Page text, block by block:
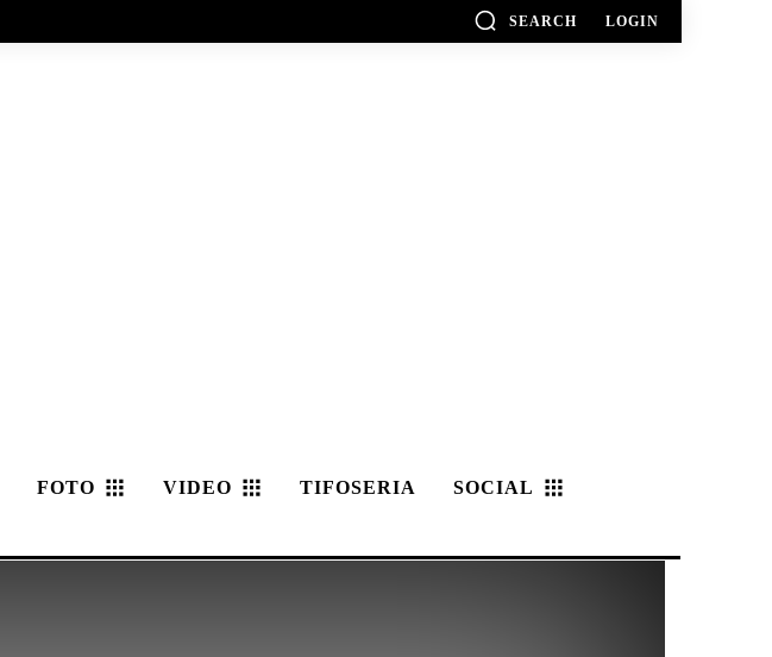
SEARCH LOGIN
FOTO VIDEO TIFOSERIA SOCIAL